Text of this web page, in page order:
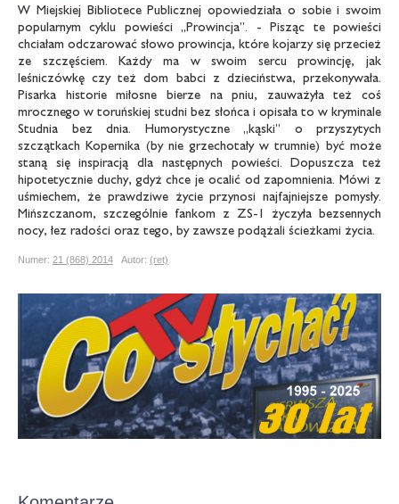
W Miejskiej Bibliotece Publicznej opowiedziała o sobie i swoim
popularnym cyklu powieści „Prowincja”. - Pisząc te powieści
chciałam odczarować słowo prowincja, które kojarzy się przecież
ze szczęściem. Każdy ma w swoim sercu prowincję, jak
leśniczówkę czy też dom babci z dzieciństwa, przekonywała.
Pisarka historie miłosne bierze na pniu, zauważyła też coś
mrocznego w toruńskiej studni bez słońca i opisała to w kryminale
Studnia bez dnia. Humorystyczne „kąski” o przyszytych
szczątkach Kopernika (by nie grzechotały w trumnie) być może
staną się inspiracją dla następnych powieści. Dopuszcza też
hipotetycznie duchy, gdyż chce je ocalić od zapomnienia. Mówi z
uśmiechem, że prawdziwe życie przynosi najfajniejsze pomysły.
Mińszczanom, szczególnie fankom z ZS-1 życzyła bezsennych
nocy, łez radości oraz tego, by zawsze podążali ścieżkami życia.
Numer: 21 (868) 2014 Autor: (ret)